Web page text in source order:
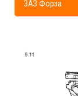
ЗАЗ Форза